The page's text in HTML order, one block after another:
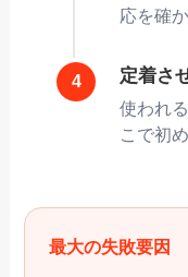
応を確
定着さ
使われ
こで初
最大の失敗要因